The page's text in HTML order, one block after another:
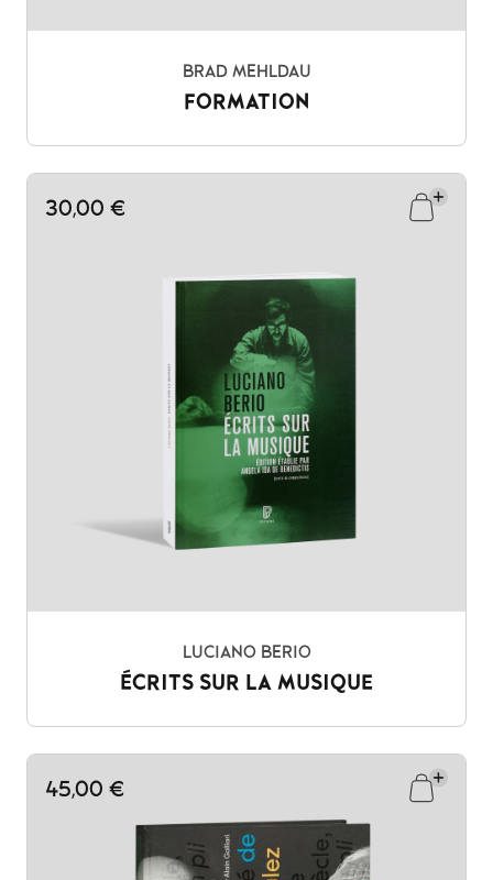
BRAD MEHLDAU
FORMATION
30,00 €
LUCIANO BERIO
ÉCRITS SUR LA MUSIQUE
45,00 €